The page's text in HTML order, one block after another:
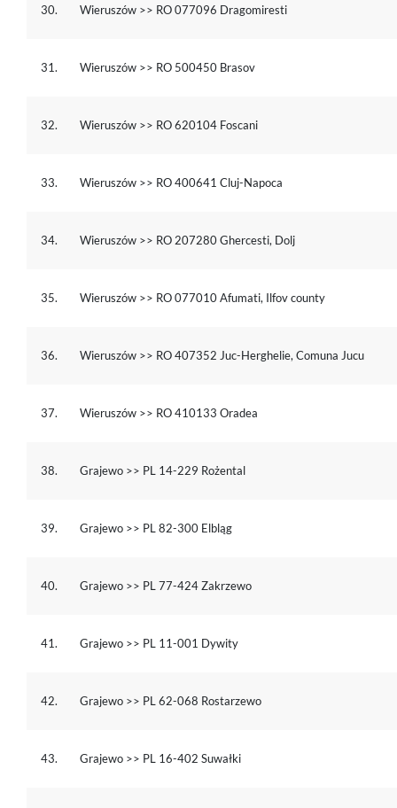
30. Wieruszów >> RO 077096 Dragomiresti
31. Wieruszów >> RO 500450 Brasov
32. Wieruszów >> RO 620104 Foscani
33. Wieruszów >> RO 400641 Cluj-Napoca
34. Wieruszów >> RO 207280 Ghercesti, Dolj
35. Wieruszów >> RO 077010 Afumati, Ilfov county
36. Wieruszów >> RO 407352 Juc-Herghelie, Comuna Jucu
37. Wieruszów >> RO 410133 Oradea
38. Grajewo >> PL 14-229 Rożental
39. Grajewo >> PL 82-300 Elbląg
40. Grajewo >> PL 77-424 Zakrzewo
41. Grajewo >> PL 11-001 Dywity
42. Grajewo >> PL 62-068 Rostarzewo
43. Grajewo >> PL 16-402 Suwałki